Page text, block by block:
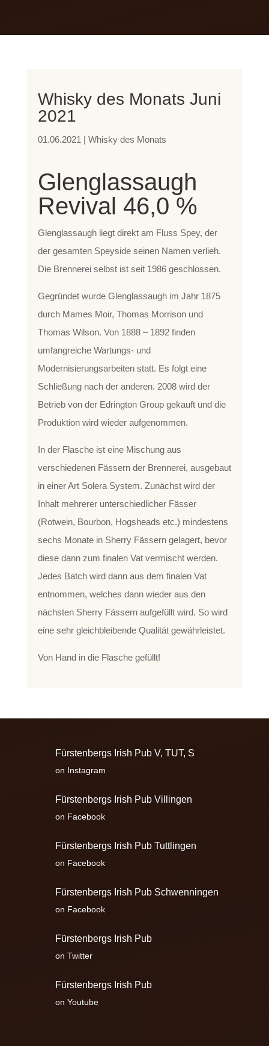
Whisky des Monats Juni
2021
01.06.2021 | Whisky des Monats
Glenglassaugh
Revival 46,0 %
Glenglassaugh liegt direkt am Fluss Spey, der
der gesamten Speyside seinen Namen verlieh.
Die Brennerei selbst ist seit 1986 geschlossen.
Gegründet wurde Glenglassaugh im Jahr 1875
durch Mames Moir, Thomas Morrison und
Thomas Wilson. Von 1888 – 1892 finden
umfangreiche Wartungs- und
Modernisierungsarbeiten statt. Es folgt eine
Schließung nach der anderen. 2008 wird der
Betrieb von der Edrington Group gekauft und die
Produktion wird wieder aufgenommen.
In der Flasche ist eine Mischung aus
verschiedenen Fässern der Brennerei, ausgebaut
in einer Art Solera System. Zunächst wird der
Inhalt mehrerer unterschiedlicher Fässer
(Rotwein, Bourbon, Hogsheads etc.) mindestens
sechs Monate in Sherry Fässern gelagert, bevor
diese dann zum finalen Vat vermischt werden.
Jedes Batch wird dann aus dem finalen Vat
entnommen, welches dann wieder aus den
nächsten Sherry Fässern aufgefüllt wird. So wird
eine sehr gleichbleibende Qualität gewährleistet.
Von Hand in die Flasche gefüllt!
Fürstenbergs Irish Pub V, TUT, S
on Instagram
Fürstenbergs Irish Pub Villingen
on Facebook
Fürstenbergs Irish Pub Tuttlingen
on Facebook
Fürstenbergs Irish Pub Schwenningen
on Facebook
Fürstenbergs Irish Pub
on Twitter
Fürstenbergs Irish Pub
on Youtube